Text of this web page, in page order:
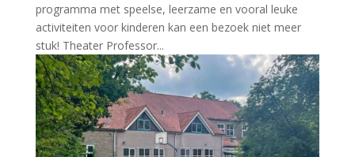
programma met speelse, leerzame en vooral leuke
activiteiten voor kinderen kan een bezoek niet meer
stuk! Theater Professor...